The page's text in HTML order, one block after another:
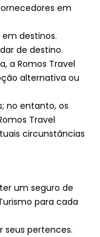
em
destinos.
de destino.
a Romos Travel
alternativa ou
no entanto, os
Travel
circunstâncias
um seguro de
para cada
seus pertences.